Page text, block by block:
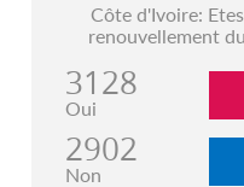
Côte d'Ivoire:
renouvellement
3128
Oui
2902
Non